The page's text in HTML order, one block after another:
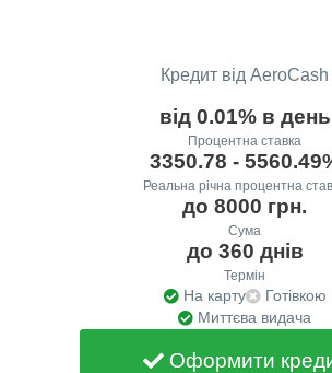
Кредит від AeroCash
від 0.01% в день
Процентна ставка
3350.78 -
Реальна річна процентна
до 8000 грн.
Сума
до 360 днів
Термін
На карту
Готівкою
Миттєва видача
Оформити